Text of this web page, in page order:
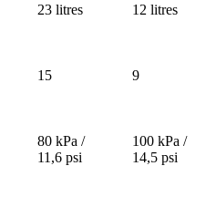
23 litres 12 litres
15 9
80 kPa /
11,6 psi
100 kPa /
14,5 psi